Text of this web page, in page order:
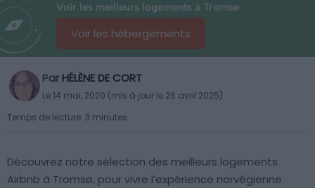
Voir les meilleurs logements à Tromsø
Voir les hébergements
Par HÉLÈNE DE CORT
Le 14 mai, 2020 (mis à jour le 26 avril 2025)
Temps de lecture: 3 minutes
Découvrez notre sélection des meilleurs logements
Airbnb à Tromsø, pour vivre l’expérience norvégienne